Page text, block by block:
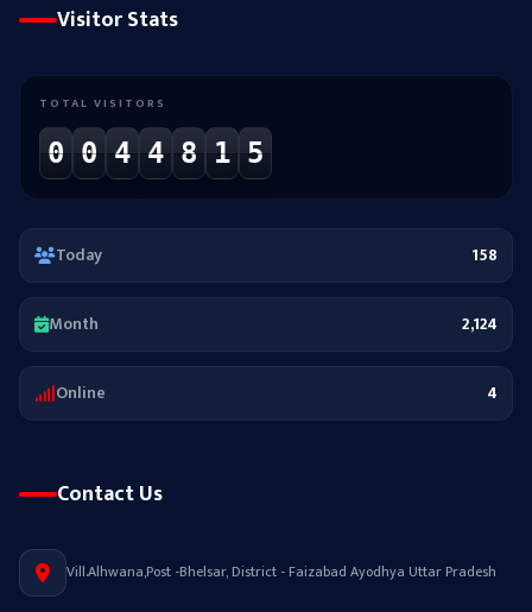
Visitor Stats
TOTAL VISITORS
0 0 4 4 8 1 5
Today 158
Month 2,124
Online 4
Contact Us
Vill.Alhwana,Post -Bhelsar, District - Faizabad Ayodhya Uttar Pradesh